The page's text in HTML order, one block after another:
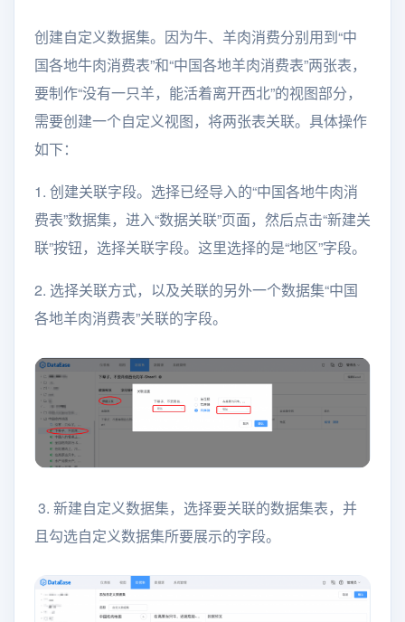
创建自定义数据集。因为牛、羊肉消费分别用到“中
国各地牛肉消费表”和“中国各地羊肉消费表”两张表，
要制作“没有一只羊，能活着离开西北”的视图部分，
需要创建一个自定义视图，将两张表关联。具体操作
如下：
1. 创建关联字段。选择已经导入的“中国各地牛肉消
费表”数据集，进入“数据关联”页面，然后点击“新建关
联”按钮，选择关联字段。这里选择的是“地区”字段。
2. 选择关联方式，以及关联的另外一个数据集“中国
各地羊肉消费表”关联的字段。
3. 新建自定义数据集，选择要关联的数据集表，并
且勾选自定义数据集所要展示的字段。